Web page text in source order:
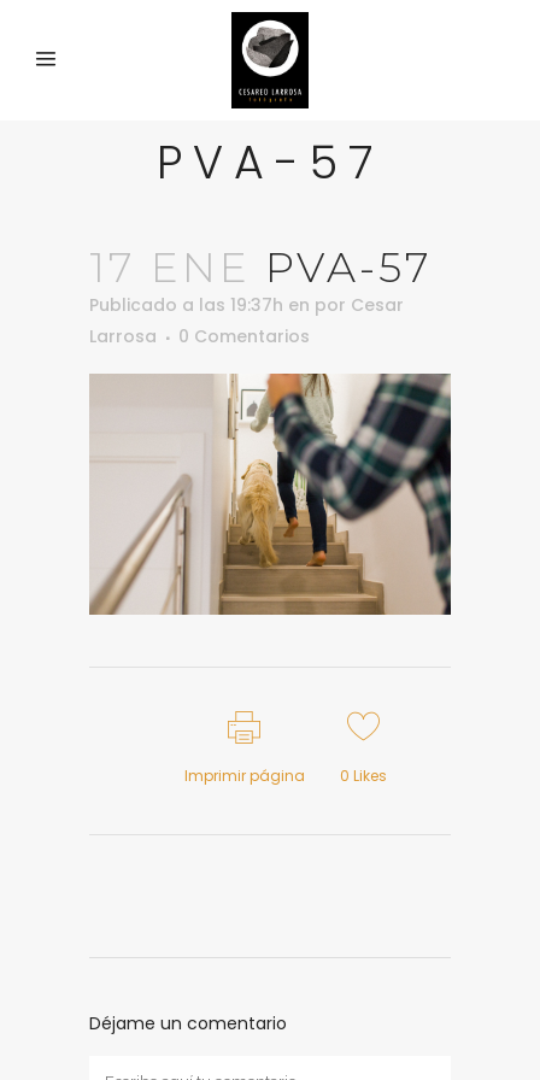
PVA-57
17 ENE PVA-57
Publicado a las 19:37h en por Cesar
Larrosa
0 Comentarios
Imprimir página 0 Likes
Déjame un comentario